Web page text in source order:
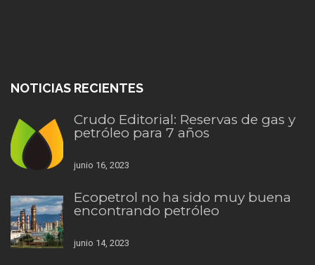
NOTICIAS RECIENTES
Crudo Editorial: Reservas de gas y
petróleo para 7 años
junio 16, 2023
Ecopetrol no ha sido muy buena
encontrando petróleo
junio 14, 2023